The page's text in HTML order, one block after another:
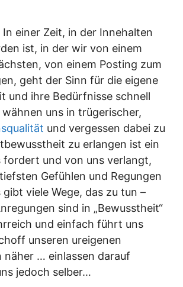
In einer Zeit, in der Innehalten
ist, in der wir von einem
von einem Posting zum
geht der Sinn für die eigene
und ihre Bedürfnisse schnell
uns in trügerischer,
und vergessen dabei zu
zu erlangen ist ein
fordert und von uns verlangt,
Gefühlen und Regungen
gibt viele Wege, das zu tun –
sind in „Bewusstheit“
und einfach führt uns
unseren ureigenen
näher … einlassen darauf
jedoch selber…